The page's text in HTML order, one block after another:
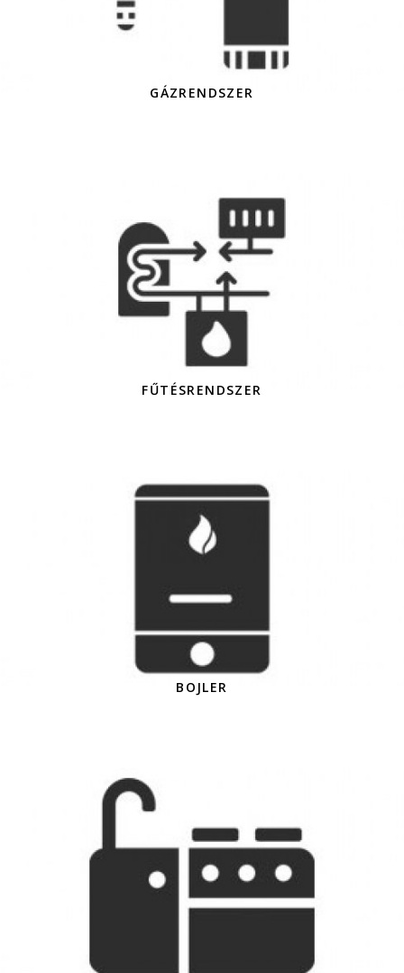
GÁZRENDSZER
FŰTÉSRENDSZER
BOJLER